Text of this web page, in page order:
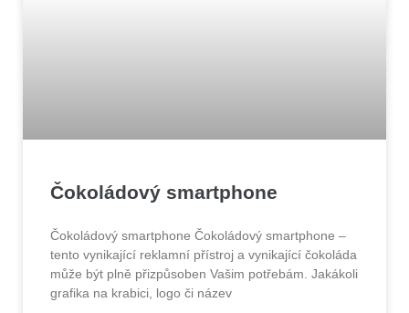
Čokoládový smartphone
Čokoládový smartphone Čokoládový smartphone –
tento vynikající reklamní přístroj a vynikající čokoláda
může být plně přizpůsoben Vašim potřebám. Jakákoli
grafika na krabici, logo či název